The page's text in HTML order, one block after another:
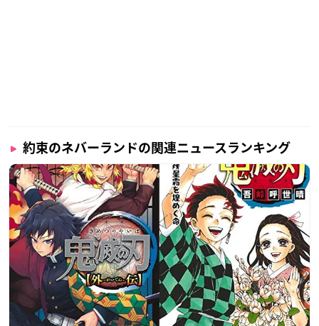
約束のネバーランドの関連ニュースランキング